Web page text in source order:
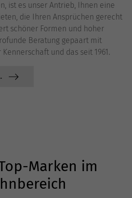
ist es unser Antrieb, Ihnen eine
die Ihren Ansprüchen gerecht
schöner Formen und hoher
Beratung gepaart mit
und das seit 1961.
Marken im